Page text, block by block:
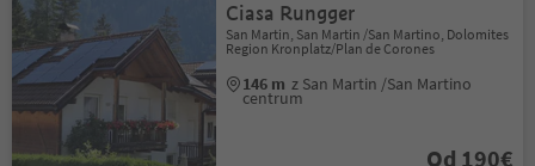
Ciasa Rungger
San Martin, San Martin /San Martino, Dolomites
Region Kronplatz/Plan de Corones
146 m z San Martin /San Martino
centrum
Od 190€